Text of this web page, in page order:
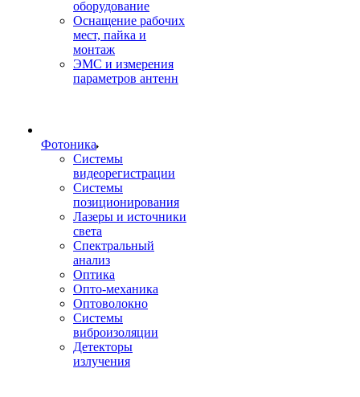
оборудование
Оснащение рабочих
мест, пайка и
монтаж
ЭМС и измерения
параметров антенн
Фотоника
Cистемы
видеорегистрации
Системы
позиционирования
Лазеры и источники
света
Спектральный
анализ
Оптика
Опто-механика
Оптоволокно
Системы
виброизоляции
Детекторы
излучения